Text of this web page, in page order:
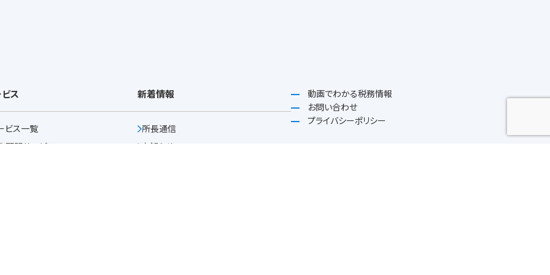
ス
ビス一覧
顧問サービス
新着情報
所長通信
お知らせ
動画でわかる税務情報
お問い合わせ
プライバシーポリシー